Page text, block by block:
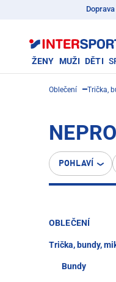
ŽENY MUŽI DĚTI
Oblečení Trička,
POHLAVÍ
OBLEČENÍ
Trička, bundy,
Bundy